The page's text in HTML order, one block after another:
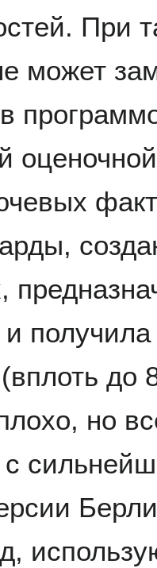
При
может
до
но
с